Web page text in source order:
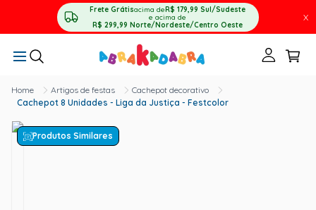
Frete Grátisacima deR$ 179,99 Sul/Sudeste
e acima de
R$ 299,99 Norte/Nordeste/Centro Oeste
X
Artigos de festas
Cachepot decorativo
Cachepot 8 Unidades - Liga da Justiça - Festcolor
Produtos Similares